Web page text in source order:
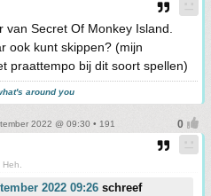
Secret Of Monkey Island.
ook kunt skippen? (mijn
praattempo bij dit soort spellen)
around you
2022 @ 09:30 • 191
Heh.
2022 09:26 schreef